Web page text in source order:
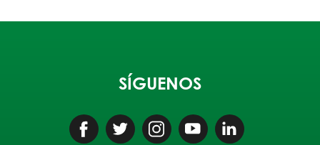
SÍGUENOS